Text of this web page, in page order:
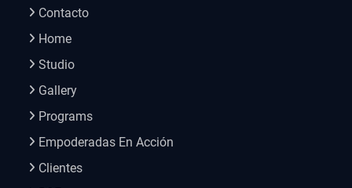
Contacto
Home
Studio
Gallery
Programs
Empoderadas En Acción
Clientes